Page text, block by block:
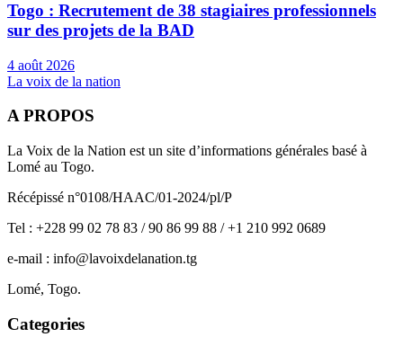
Togo : Recrutement de 38 stagiaires professionnels
sur des projets de la BAD
4 août 2026
La voix de la nation
A PROPOS
La Voix de la Nation est un site d’informations générales basé à
Lomé au Togo.
Récépissé n°0108/HAAC/01-2024/pl/P
Tel : +228 99 02 78 83 / 90 86 99 88 / +1 210 992 0689
e-mail : info@lavoixdelanation.tg
Lomé, Togo.
Categories